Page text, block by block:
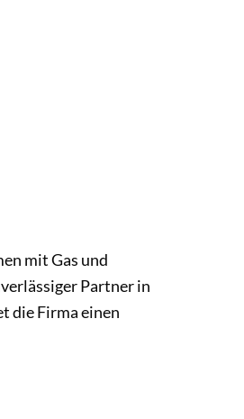
mit Gas und
Partner in
die Firma einen